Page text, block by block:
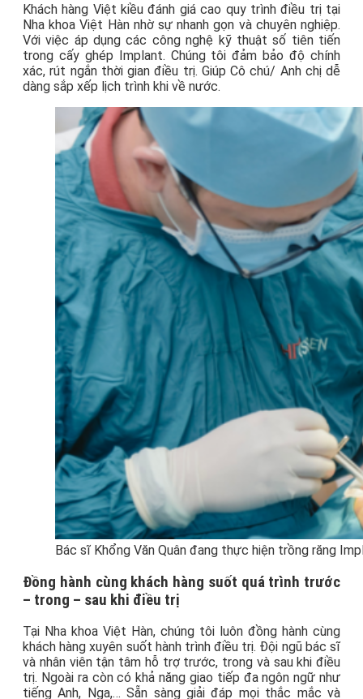
Khách hàng Việt kiều đánh giá cao quy trình điều trị tại
Nha khoa Việt Hàn nhờ sự nhanh gọn và chuyên nghiệp.
Với việc áp dụng các công nghệ kỹ thuật số tiên tiến
trong cấy ghép Implant. Chúng tôi đảm bảo độ chính
xác, rút ngắn thời gian điều trị. Giúp Cô chú/ Anh chị dễ
dàng sắp xếp lịch trình khi về nước.
Bác sĩ Khổng Văn Quân đang thực hiện trồng răng
Đồng hành cùng khách hàng suốt quá trình trước
– trong – sau khi điều trị
Tại Nha khoa Việt Hàn, chúng tôi luôn đồng hành cùng
khách hàng xuyên suốt hành trình điều trị. Đội ngũ bác sĩ
và nhân viên tận tâm hỗ trợ trước, trong và sau khi điều
trị. Ngoài ra còn có khả năng giao tiếp đa ngôn ngữ như
tiếng Anh, Nga,… Sẵn sàng giải đáp mọi thắc mắc và